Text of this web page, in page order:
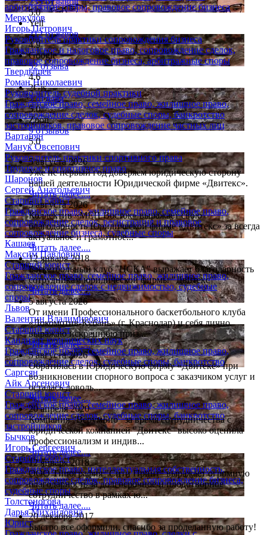
арбитражные споры, правовое сопровождение бизнеса
Меркулов
Игорь Петрович
Руководитель практики сопровождения бизнеса
Гражданское и налоговое право, сопровождение сделок,
правовое сопровождение бизнеса, арбитражные споры
Твердышев
Роман Николаевич
Руководитель судебной практики
Гражданское право, семейное право, жилищное право,
сопровождение сделок, судебные споры, банкротство
застройщиков, правовое сопровождение частных лиц
Вартанян
Манук Овсепович
Руководитель практики спортивного права
Трудовое и спортивное право
Шаронов
Сергей Анатольевич
Старший юрист
Гражданское право, жилищное право, семейное право,
сопровождение сделок, регистрация и правовое
сопровождение бизнеса, судебные споры
Кашаев
Максим Павлович
Старший юрист
Гражданское право, семейное право, жилищное право,
сопровождение сделок с недвижимостью, судебные
споры
Львов
Валентин Владимирович
Старший юрист
Кандидат юридических наук
Гражданское право, семейное право, жилищное право,
сопровождение сделок, судебные споры, банкротство
Саргсян
Айк Арсенович
Старший юрист
Гражданское право, семейное право, жилищное право,
сопровождение сделок, судебные споры, банкротство
застройщиков
Бычков
Игорь Сергеевич
Старший юрист
Гражданское право, интеллектуальная собственность,
сопровождение сделок, правовое сопровождение бизнеса,
судебные споры
Толстоногова
Дарья Михайловна
Юрист
5.0
Yell
212 отзывов
4.9
Google
52 отзыва
4.6
2Gis
3 отзыва
5.0
Zoon
9 отзывов
5.0
5 августа 2026
Уже не первый год доверяем юридическую сторону
нашей деятельности Юридической фирме «Двитекс».
Читать далее....
5 августа 2026
Коллектив «МЕП Восток» выражает свою
благодарность Юридической фирме «Двитекс» за всегда
актуальное и грамотное...
Читать далее....
12 января 2018
Баскетбольный клуб "ЦСКА" выражает благодарность
сотрудникам юридической фирмы "Двитекс"
Читать далее....
5 августа 2026
От имени Профессионального баскетбольного клуба
«Локомотив-Кубань» (г. Краснодар) и себя лично
выражаю искреннюю приз...
Читать далее....
5 августа 2026
Обратилась в Юридическую фирму «Двитекс» при
возникновении спорного вопроса с заказчиком услуг и
осталась доволь...
Читать далее....
20 апреля 2020
Компания "ВерумБио" за время сотрудничества с
юридической компанией "Двитекс" высоко оценила
профессионализм и индив...
Читать далее....
12 января 2018
ООО Типография "Сити Принт" выражает огромную
благодарность за долгосрочное и плодотворное
сотрудничество в рамках ю...
Читать далее....
20 декабря 2017
Быстро все оформили, спасибо за проделанную работу!